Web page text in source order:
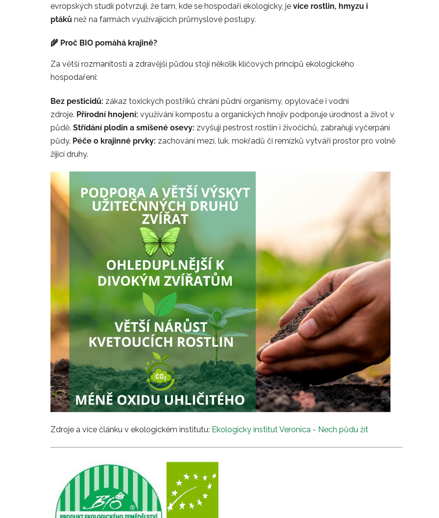
evropských studií potvrzují, že tam, kde se hospodaří ekologicky, je více rostlin, hmyzu i
ptáků než na farmách využívajících průmyslové postupy.
🌾 Proč BIO pomáhá krajině?
Za větší rozmanitostí a zdravější půdou stojí několik klíčových principů ekologického
hospodaření:
Bez pesticidů: zákaz toxických postřiků chrání půdní organismy, opylovače i vodní
zdroje. Přírodní hnojení: využívání kompostu a organických hnojiv podporuje úrodnost a život v
půdě. Střídání plodin a smíšené osevy: zvyšují pestrost rostlin i živočichů, zabraňují vyčerpání
půdy. Péče o krajinné prvky: zachování mezí, luk, mokřadů či remízků vytváří prostor pro volně
žijící druhy.
Zdroje a více článku v ekologickém institutu: Ekologicky institut Veronica - Nech půdu žít